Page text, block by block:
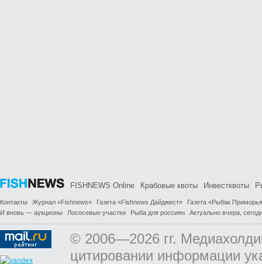
FISHNEWS Online Крабовые квоты Инвестквоты
Контакты Журнал «Fishnews» Газета «Fishnews Дайджест»
Газета «Рыбак
И вновь — аукционы
Лососевые участки Рыба для россиян Актуально вчера,
© 2006—2026 гг.
цитировании информации